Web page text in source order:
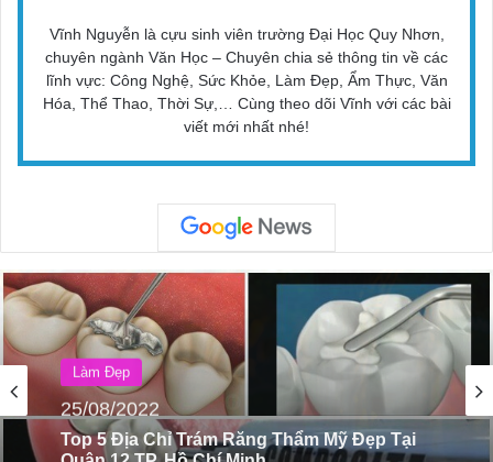
Vĩnh Nguyễn là cựu sinh viên trường Đại Học Quy Nhơn,
chuyên ngành Văn Học – Chuyên chia sẻ thông tin về các
lĩnh vực: Công Nghệ, Sức Khỏe, Làm Đẹp, Ẩm Thực, Văn
Hóa, Thể Thao, Thời Sự,… Cùng theo dõi Vĩnh với các bài
viết mới nhất nhé!
Làm Đẹp
26/08/2022
Top 5 Địa Chỉ Tắm Bùn Tuyệt Vời Ở Nha
Trang